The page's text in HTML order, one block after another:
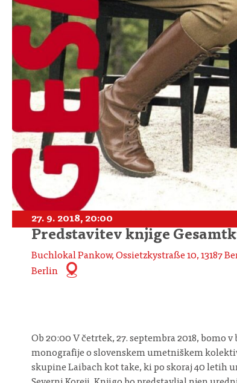
27. 9. 2018, 20:00
Predstavitev knjige
Buchlokal Pankow, Ossietzkystraße 10, 13187
Berlin
Ob 20:00 V četrtek, 27. septembra 2018, bomo
monografije o slovenskem umetniškem
skupine Laibach kot take, ki po skoraj 40 letih